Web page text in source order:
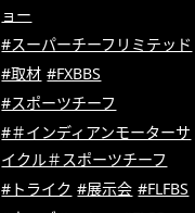
ョー
#スーパーチーフリミテッド
#取材 #FXBBS
#スポーツチーフ
#＃インディアンモーターサ
イクル＃スポーツチーフ
#トライク #展示会 #FLFBS